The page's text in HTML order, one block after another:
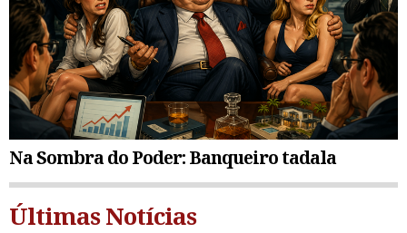
Na Sombra do Poder: Banqueiro tadala
Últimas Notícias